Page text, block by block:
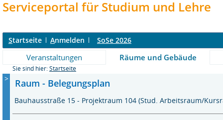
Serviceportal für Studium und Lehre
Startseite Anmelden SoSe 2026
Veranstaltungen Räume und Gebäude
Sie sind hier: Startseite
> Raum - Belegungsplan
Bauhausstraße 15 - Projektraum 104 (Stud. Arbeitsraum/